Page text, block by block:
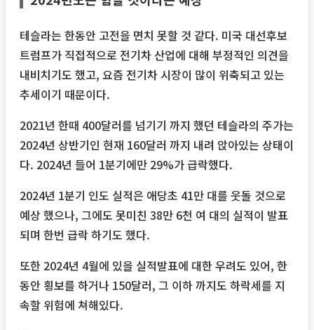
테슬라는 한동안 고전을 면치 못할 것 같다. 미국 대선후보
트럼프가 직접적으로 전기차 산업에 대해 부정적인 의견을
내비치기도 했고, 요즘 전기차 시장이 많이 위축되고 있는
추세이기 때문이다.
2021년 한때 400달러를 넘기기 까지 했던 테슬라의 주가는
2024년 상반기인 현재 160달러 까지 내려 앉아있는 상태이
다. 2024년 들어 1분기에만 29%가 급락했다.
2024년 1분기 인도 실적은 애당초 41만 대를 웃돌 것으로
예상 했으나, 그에도 못미친 38만 6천 여 대의 실적이 발표
되며 한번 급락 하기도 했다.
또한 2024년 4월에 있을 실적발표에 대한 우려도 있어, 한
동안 횡보를 하거나 150달러, 그 이하 까지도 하락세를 지
속할 위험에 쳐해있다.